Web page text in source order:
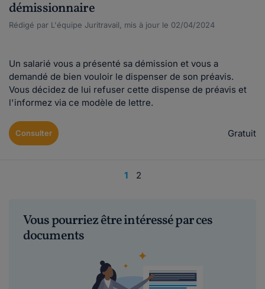
démissionnaire
Rédigé par L'équipe Juritravail, mis à jour le 02/04/2024
Un salarié vous a présenté sa démission et vous a
demandé de bien vouloir le dispenser de son préavis.
Vous décidez de lui refuser cette dispense de préavis et
l'informez via ce modèle de lettre.
Consulter Gratuit
1 2
Vous pourriez être intéressé par ces
documents